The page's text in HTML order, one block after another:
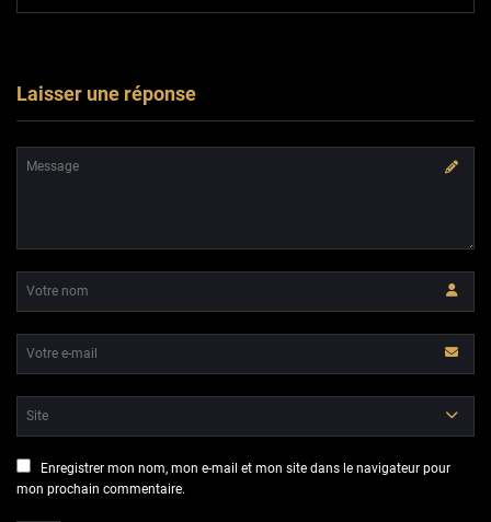
Laisser une réponse
Enregistrer mon nom, mon e-mail et mon site dans le navigateur pour
mon prochain commentaire.